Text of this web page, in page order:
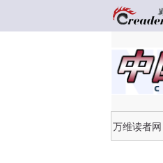
万维读者网